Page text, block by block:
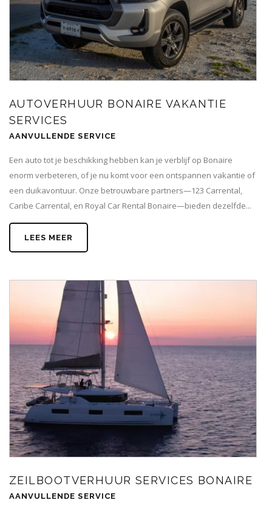
AUTOVERHUUR BONAIRE VAKANTIE
SERVICES
AANVULLENDE SERVICE
Een auto tot je beschikking hebben kan je verblijf op Bonaire
enorm verbeteren, of je nu komt voor een ontspannen vakantie of
een duikavontuur. Onze betrouwbare partners—123 Carrental,
Caribe Carrental, en Royal Car Rental Bonaire—bieden dezelfde...
LEES MEER
ZEILBOOTVERHUUR SERVICES BONAIRE
AANVULLENDE SERVICE